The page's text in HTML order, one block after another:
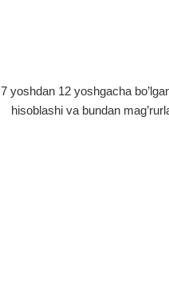
7 yoshdan 12 yoshgacha
hisoblashi va bundan